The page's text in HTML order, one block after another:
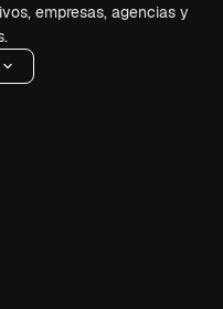
empresas, agencias y